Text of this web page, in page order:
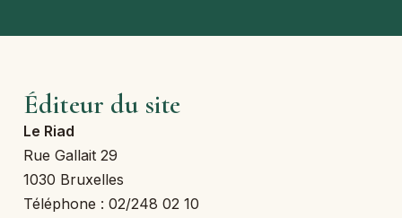
Éditeur du site
Le Riad
Rue Gallait 29
1030 Bruxelles
Téléphone : 02/248 02 10